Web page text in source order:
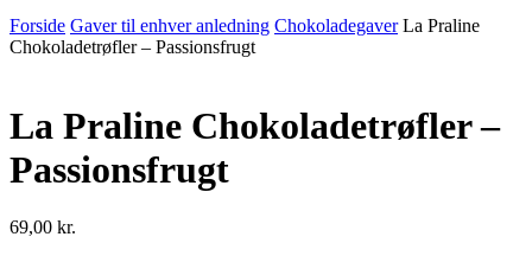
Forside Gaver til enhver anledning Chokoladegaver La Praline
Chokoladetrøfler – Passionsfrugt
La Praline Chokoladetrøfler –
Passionsfrugt
69,00 kr.